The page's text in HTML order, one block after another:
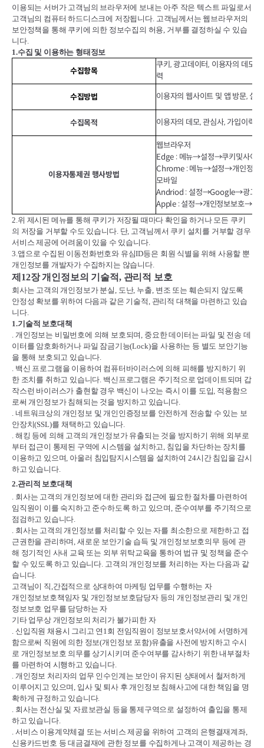
이용되는 서버가 고객님의 브라우저에 보내는 아주 작은 텍스트 파일로서
고객님의 컴퓨터 하드디스크에 저장됩니다. 고객님께서는 웹브라우저의
보안정책을 통해 쿠키에 의한 정보수집의 허용, 거부를 결정하실 수 있습
니다.
1.수집 및 이용하는 형태정보
수집항목
쿠키, 광고데이터, 이용자의 데모(
력
수집방법 이용자의 웹사이트 및 앱 방문, 실
수집목적 이용자의 데모, 관심사, 가입이력
이용자통제권 행사방법
웹브라우저
Edge : 메뉴→설정→쿠키및사이
Chrome : 메뉴→설정→개인정보
모바일
Andriod : 설정→Google→광고→
Apple : 설정→개인정보보호→추
2.위 제시된 메뉴를 통해 쿠키가 저장될 때마다 확인을 하거나 모든 쿠키
의 저장을 거부할 수도 있습니다. 단, 고객님께서 쿠키 설치를 거부할 경우
서비스 제공에 어려움이 있을 수 있습니다.
3.앱으로 수집된 이동전화번호와 유심ID등은 회원 식별을 위해 사용할 뿐
개인정보를 개발자가 수집하지는 않습니다.
제 12장 개인정보의 기술적, 관리적 보호
회사는 고객의 개인정보가 분실, 도난, 누출, 변조 또는 훼손되지 않도록
안정성 확보를 위하여 다음과 같은 기술적, 관리적 대책을 마련하고 있습
니다.
1.기술적 보호대책
. 개인정보는 비밀번호에 의해 보호되며, 중요한 데이터는 파일 및 전송 데
이터를 암호화하거나 파일 잠금기능(Lock)을 사용하는 등 별도 보안기능
을 통해 보호되고 있습니다.
. 백신 프로그램을 이용하여 컴퓨터바이러스에 의해 피해를 방지하기 위
한 조치를 취하고 있습니다. 백신프로그램은 주기적으로 업데이트되며 갑
작스런 바이러스가 출현할 경우 백신이 나오는 즉시 이를 도입, 적용함으
로써 개인정보가 침해되는 것을 방지하고 있습니다.
. 네트워크상의 개인정보 및 개인인증정보를 안전하게 전송할 수 있는 보
안장치(SSL)를 채택하고 있습니다.
. 해킹 등에 의해 고객의 개인정보가 유출되는 것을 방지하기 위해 외부로
부터 접근이 통제된 구역에 시스템을 설치하고, 침입을 차단하는 장치를
이용하고 있으며, 아울러 침입탐지시스템을 설치하여 24시간 침입을 감시
하고 있습니다.
2.관리적 보호대책
. 회사는 고객의 개인정보에 대한 관리와 접근에 필요한 절차를 마련하여
임직원이 이를 숙지하고 준수하도록 하고 있으며, 준수여부를 주기적으로
점검하고 있습니다.
. 회사는 고객의 개인정보를 처리할 수 있는 자를 최소한으로 제한하고 접
근권한을 관리하며,새로운 보안기술 습득 및 개인정보보호의무 등에 관
해 정기적인 사내 교육 또는 외부 위탁교육을 통하여 법규 및 정책을 준수
할 수 있도록 하고 있습니다. 고객의 개인정보를 처리하는 자는 다음과 같
습니다.
고객님이 직,간접적으로 상대하여 마케팅 업무를 수행하는 자
개인정보보호책임자 및 개인정보보호담당자 등의 개인정보관리 및 개인
정보보호 업무를 담당하는 자
기타 업무상 개인정보의 처리가 불가피한 자
. 신입직원 채용시 그리고 연 1회 전임직원이 정보보호서약서에 서명하게
함으로써 직원에 의한 정보(개인정보 포함)유출을 사전에 방지하고 수시
로 개인정보보호 의무를 상기시키며 준수여부를 감사하기 위한 내부절차
를 마련하여 시행하고 있습니다.
. 개인정보 처리자의 업무 인수인계는 보안이 유지된 상태에서 철저하게
이루어지고 있으며, 입사 및 퇴사 후 개인정보 침해사고에 대한 책임을 명
확하게 규정하고 있습니다.
. 회사는 전산실 및 자료보관실 등을 통제구역으로 설정하여 출입을 통제
하고 있습니다.
. 서비스 이용계약체결 또는 서비스 제공을 위하여 고객의 은행결재계좌,
신용카드번호 등 대금결재에 관한 정보를 수집하게나 고객이 제공하는 경